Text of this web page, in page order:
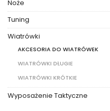
Noże
Tuning
Wiatrówki
AKCESORIA DO WIATRÓWEK
WIATRÓWKI DŁUGIE
WIATRÓWKI KRÓTKIE
Wyposażenie Taktyczne